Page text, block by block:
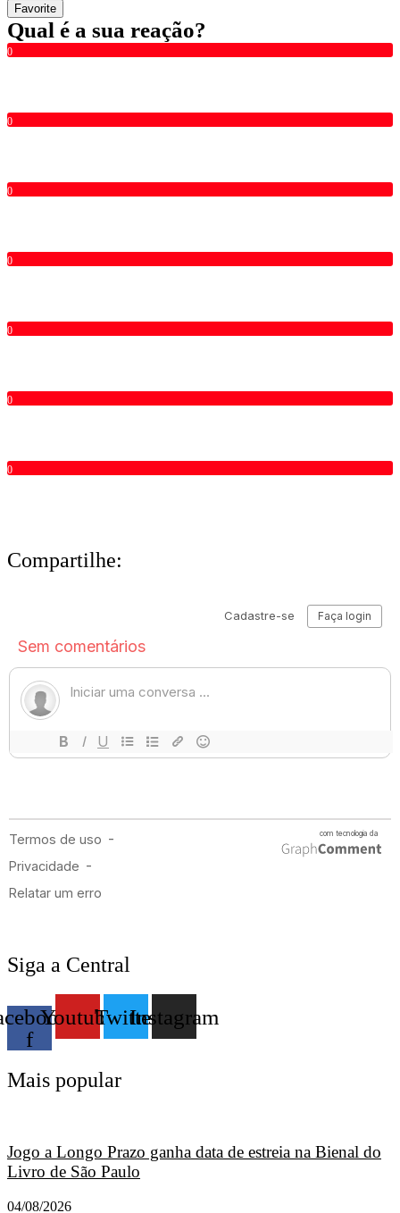
Favorite
Qual é a sua reação?
0
0
0
0
0
0
0
Compartilhe:
Siga a Central
f
YoutubeTwitterInstagram
Mais popular
Jogo a Longo Prazo ganha data de estreia na Bienal do
Livro de São Paulo
04/08/2026